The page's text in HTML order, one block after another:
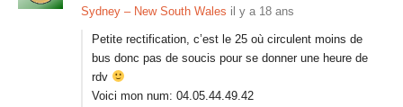
Sydney – New South Wales il y a 18 ans
Petite rectification, c’est le 25 où circulent moins de
bus donc pas de soucis pour se donner une heure de
rdv
Voici mon num: 04.05.44.49.42